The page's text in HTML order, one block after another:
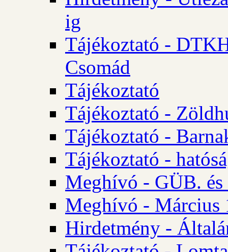
ig
Tájékoztató -
Csomád
Tájékoztató
Tájékoztató -
Tájékoztató -
Tájékoztató -
Meghívó - GÜB.
Meghívó - Március
Hirdetmény -